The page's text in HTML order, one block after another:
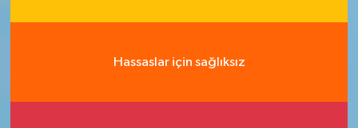
Hassaslar için sağlıksız